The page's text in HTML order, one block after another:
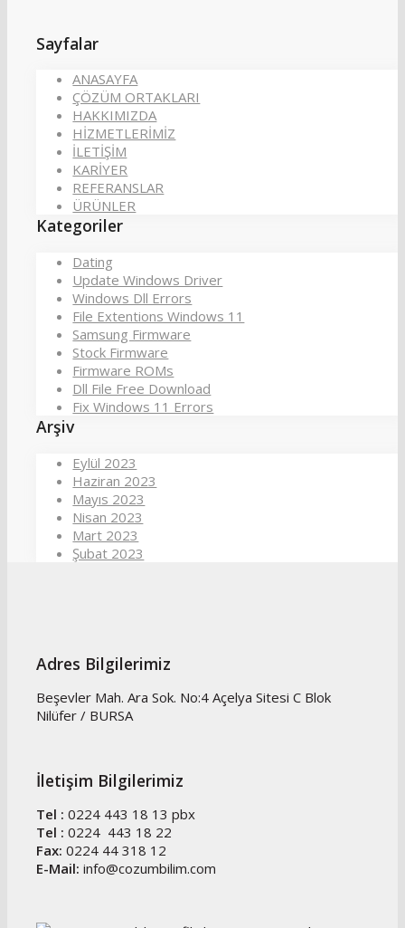
Sayfalar
ANASAYFA
ÇÖZÜM ORTAKLARI
HAKKIMIZDA
HİZMETLERİMİZ
İLETİŞİM
KARİYER
REFERANSLAR
ÜRÜNLER
Kategoriler
Dating
Update Windows Driver
Windows Dll Errors
File Extentions Windows 11
Samsung Firmware
Stock Firmware
Firmware ROMs
Dll File Free Download
Fix Windows 11 Errors
Arşiv
Eylül 2023
Haziran 2023
Mayıs 2023
Nisan 2023
Mart 2023
Şubat 2023
Adres Bilgilerimiz
Beşevler Mah. Ara Sok. No:4 Açelya Sitesi C Blok
Nilüfer / BURSA
İletişim Bilgilerimiz
Tel : 0224 443 18 13 pbx
Tel : 0224 443 18 22
Fax:0224 44 318 12
E-Mail: info@cozumbilim.com